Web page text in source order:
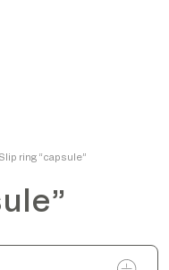
Slip ring “capsule”